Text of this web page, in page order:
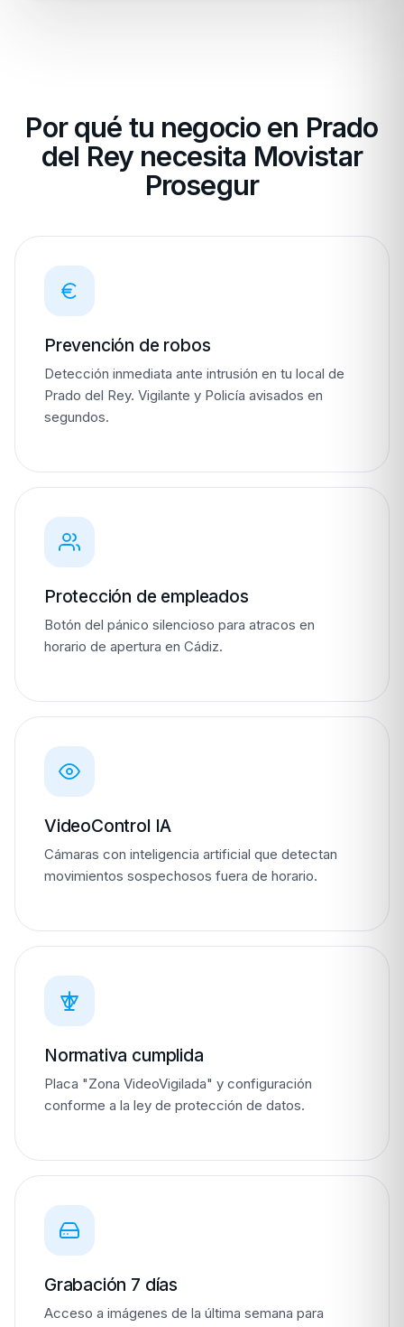
Por qué tu negocio en Prado
del Rey necesita Movistar
Prosegur
Prevención de robos
Detección inmediata ante intrusión en tu local de
Prado del Rey. Vigilante y Policía avisados en
segundos.
Protección de empleados
Botón del pánico silencioso para atracos en
horario de apertura en Cádiz.
VideoControl IA
Cámaras con inteligencia artificial que detectan
movimientos sospechosos fuera de horario.
Normativa cumplida
Placa "Zona VideoVigilada" y configuración
conforme a la ley de protección de datos.
Grabación 7 días
Acceso a imágenes de la última semana para